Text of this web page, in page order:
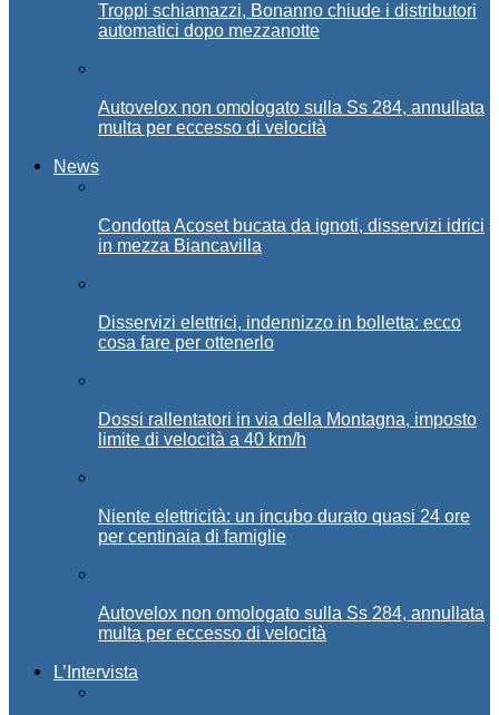
Troppi schiamazzi, Bonanno chiude i distributori
automatici dopo mezzanotte
Autovelox non omologato sulla Ss 284, annullata
multa per eccesso di velocità
News
Condotta Acoset bucata da ignoti, disservizi idrici
in mezza Biancavilla
Disservizi elettrici, indennizzo in bolletta: ecco
cosa fare per ottenerlo
Dossi rallentatori in via della Montagna, imposto
limite di velocità a 40 km/h
Niente elettricità: un incubo durato quasi 24 ore
per centinaia di famiglie
Autovelox non omologato sulla Ss 284, annullata
multa per eccesso di velocità
L’Intervista